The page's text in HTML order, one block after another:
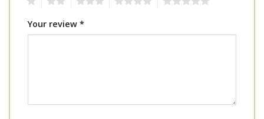
Your review *